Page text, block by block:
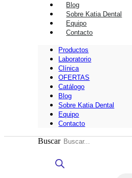
Blog
Sobre Katia Dental
Equipo
Contacto
Productos
Laboratorio
Clínica
OFERTAS
Catálogo
Blog
Sobre Katia Dental
Equipo
Contacto
Buscar